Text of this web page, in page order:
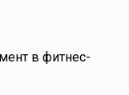
в фитнес-